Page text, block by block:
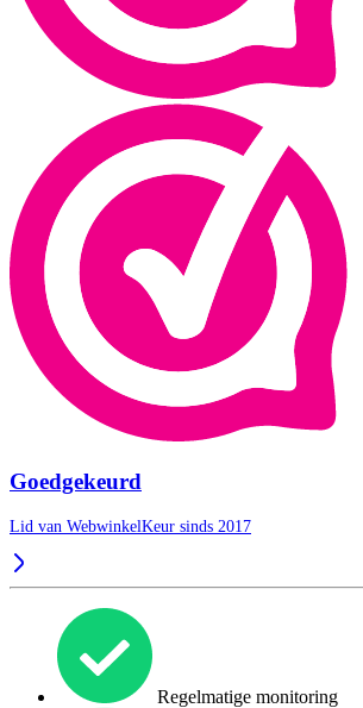
Goedgekeurd
Lid van WebwinkelKeur sinds 2017
Regelmatige monitoring